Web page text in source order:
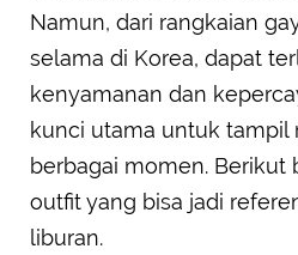
Namun, dari rangkaian
selama di Korea, dapat
kenyamanan dan
kunci utama untuk tampil
berbagai momen. Berikut
outfit yang bisa jadi
liburan.